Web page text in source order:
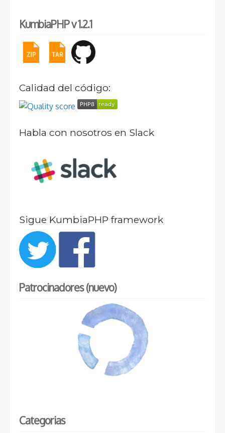
KumbiaPHP v 1.2.1
Calidad del código:
Habla con nosotros en Slack
Sigue KumbiaPHP framework
Patrocinadores (nuevo)
Categorias